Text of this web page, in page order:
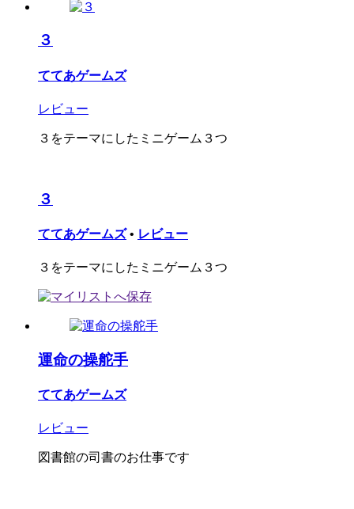
３
ててあゲームズ
レビュー
３をテーマにしたミニゲーム３つ
３
ててあゲームズ • レビュー
３をテーマにしたミニゲーム３つ
運命の操舵手
ててあゲームズ
レビュー
図書館の司書のお仕事です